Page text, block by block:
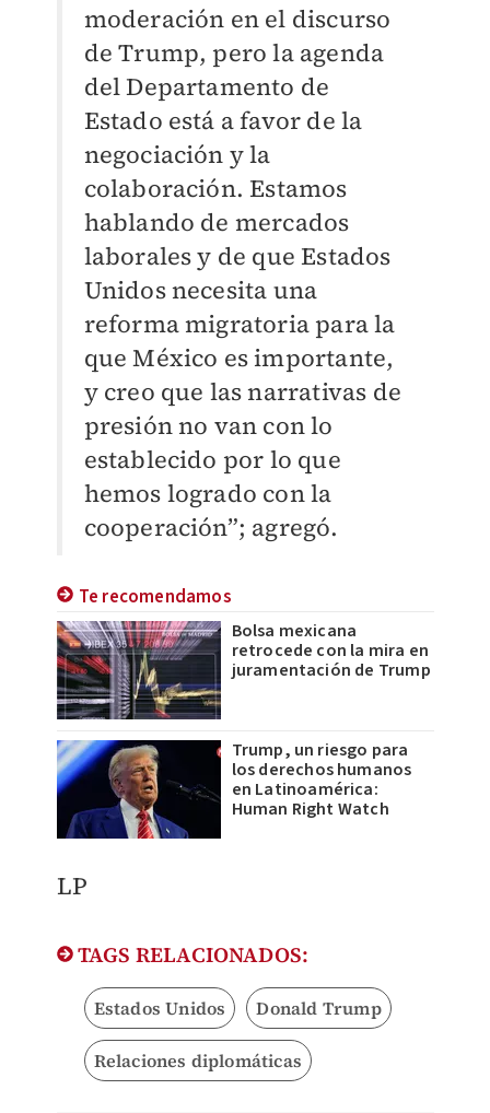
moderación en el discurso
de Trump, pero la agenda
del Departamento de
Estado está a favor de la
negociación y la
colaboración. Estamos
hablando de mercados
laborales y de que Estados
Unidos necesita una
reforma migratoria para la
que México es importante,
y creo que las narrativas de
presión no van con lo
establecido por lo que
hemos logrado con la
cooperación”; agregó.
Te recomendamos
Bolsa mexicana
retrocede con la mira en
juramentación de Trump
Trump, un riesgo para
los derechos humanos
en Latinoamérica:
Human Right Watch
LP
TAGS RELACIONADOS:
Estados Unidos Donald Trump
Relaciones diplomáticas